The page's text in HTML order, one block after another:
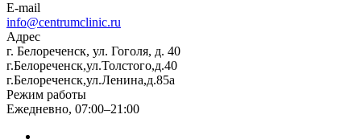
E-mail
info@centrumclinic.ru
Адрес
г. Белореченск, ул. Гоголя, д. 40
г.Белореченск,ул.Толстого,д.40
г.Белореченск,ул.Ленина,д.85а
Режим работы
Ежедневно, 07:00–21:00